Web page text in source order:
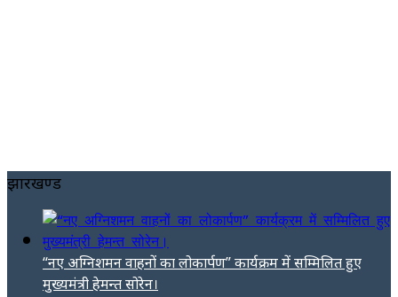
झारखण्ड
“नए अग्निशमन वाहनों का लोकार्पण” कार्यक्रम में सम्मिलित हुए
मुख्यमंत्री हेमन्त सोरेन।